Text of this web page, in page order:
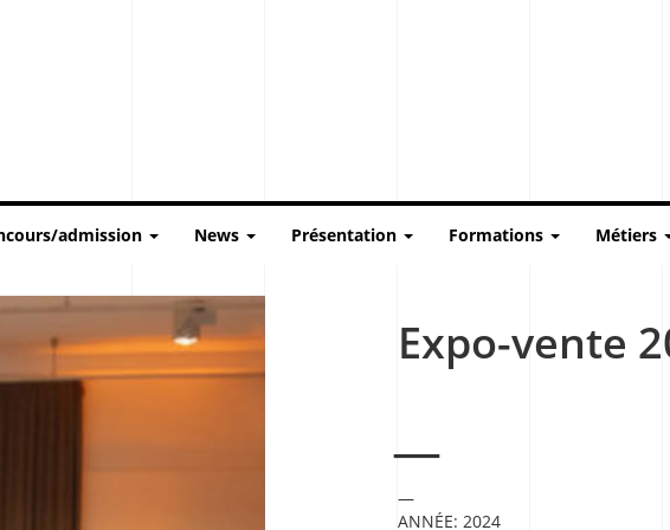
admission News Présentation Formations Métiers
Expo-vente
ANNÉE: 2024